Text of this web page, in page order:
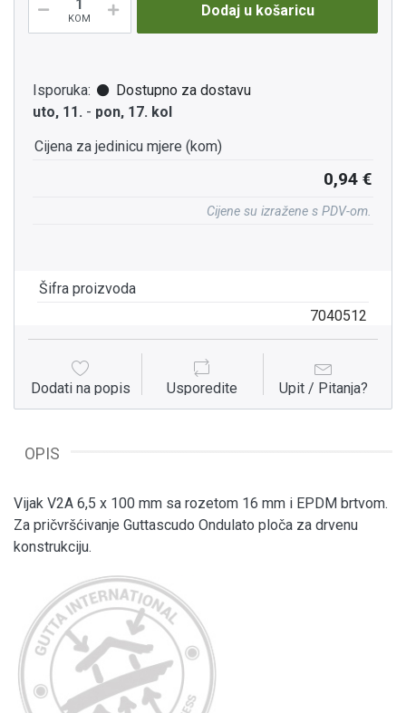
Šifra proizvoda
7040512
KOM Dodaj u košaricu
Isporuka:
Dostupno za dostavu
uto, 11. - pon, 17. kol
Cijena za jedinicu mjere (kom)
0,94 €
Cijene su izražene s PDV-om.
Dodati na popis Usporedite Upit / Pitanja?
OPIS
Vijak V2A 6,5 x 100 mm sa rozetom 16 mm i EPDM brtvom.
Za pričvršćivanje Guttascudo Ondulato ploča za drvenu
konstrukciju.